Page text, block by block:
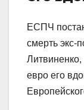
ЕСПЧ
смерть экс-
евро его